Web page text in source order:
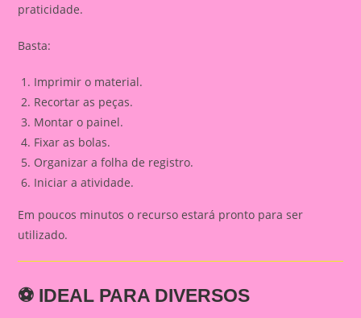
praticidade.
Basta:
Imprimir o material.
Recortar as peças.
Montar o painel.
Fixar as bolas.
Organizar a folha de registro.
Iniciar a atividade.
Em poucos minutos o recurso estará pronto para ser
utilizado.
⚽ IDEAL PARA DIVERSOS